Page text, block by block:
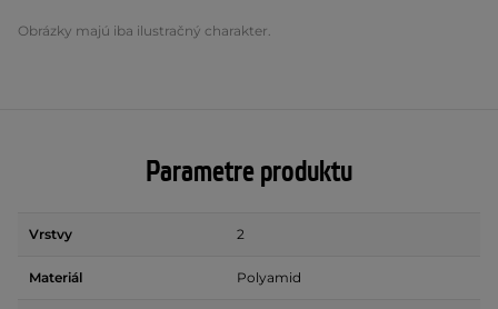
Obrázky majú iba ilustračný charakter.
Parametre produktu
Vrstvy 2
Materiál Polyamid